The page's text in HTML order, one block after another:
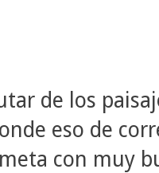
de los
eso de
con muy